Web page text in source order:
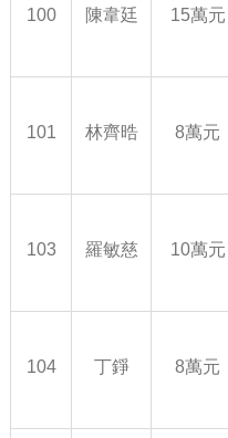
100 陳韋廷 15萬元
101 林齊晧 8萬元
103 羅敏慈 10萬元
104 丁錚 8萬元